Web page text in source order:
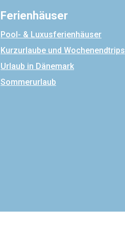
Ferienhäuser
Pool- & Luxusferienhäuser
Kurzurlaube und Wochenendtrips
Urlaub in Dänemark
Sommerurlaub